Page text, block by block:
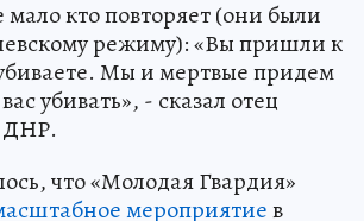
мало кто повторяет (они были
режиму): «Вы пришли к
Мы и мертвые придем
убивать», - сказал отец
ДНР.
что «Молодая Гвардия»
мероприятиев